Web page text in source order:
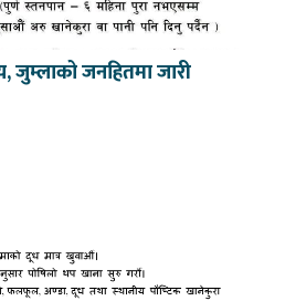
जुम्लाको जनहितमा जारी